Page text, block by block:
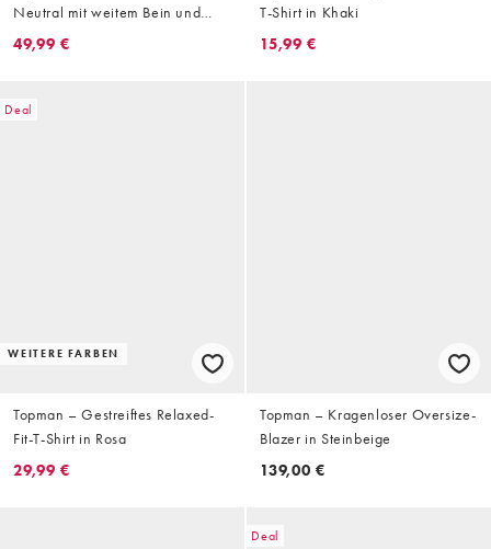
Neutral mit weitem Bein und
Gürtel
49,99 €
T-Shirt in Khaki
15,99 €
Deal
WEITERE FARBEN
Topman – Gestreiftes Relaxed-
Fit-T-Shirt in Rosa
29,99 €
Topman – Kragenloser Oversize-
Blazer in Steinbeige
139,00 €
Deal